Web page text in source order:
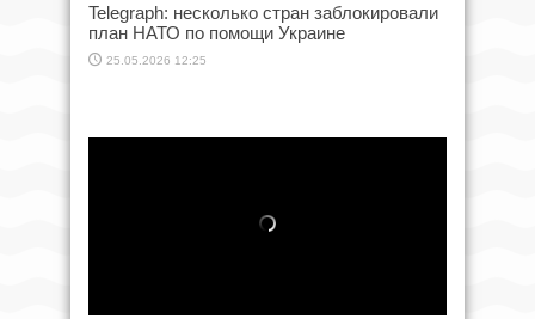
Telegraph: несколько стран заблокировали
план НАТО по помощи Украине
25.05.2026 12:25